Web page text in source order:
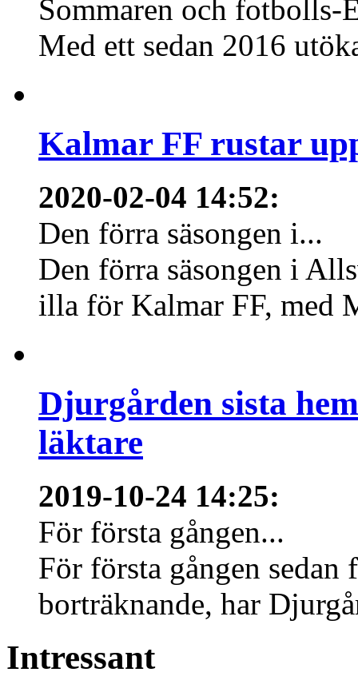
Sommaren och fotbolls-
Med ett sedan 2016
Kalmar FF rustar
2020-02-04 14:52:
Den förra säsongen i...
Den förra säsongen i
illa för Kalmar FF, med
Djurgården sista
läktare
2019-10-24 14:25:
För första gången...
För första gången
borträknande, har
Intressant